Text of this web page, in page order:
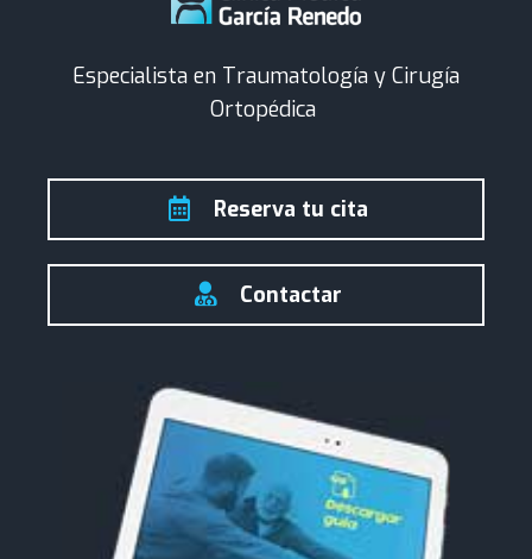
Especialista en Traumatología y Cirugía
Ortopédica
Reserva tu cita
Contactar